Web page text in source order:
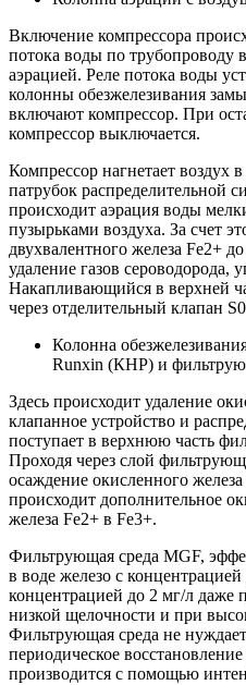
Включение компрессора
потока воды по трубопроводу
аэрацией. Реле потока воды
колонны обезжелезивания
включают компрессор. При
компрессор выключается.
Компрессор нагнетает воздух
патрубок распределительной
происходит аэрация воды
пузырьками воздуха. За счет
двухвалентного железа Fe2+
удаление газов сероводорода,
Накапливающийся в верхней
через отделительный клапан
Колонна
Runxin (КНР) и
Здесь происходит удаление
клапанное устройство и
поступает в верхнюю часть
Проходя через слой
осаждение окисленного
происходит дополнительное
железа Fe2+ в Fe3+.
Фильтрующая среда MGF,
в воде железо с
концентрацией до 2 мг/л даже
низкой щелочности и при
Фильтрующая среда не
периодическое
производится с помощью